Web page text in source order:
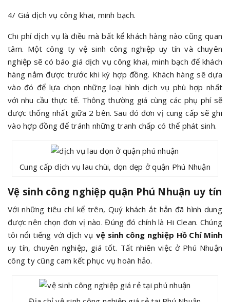
4/ Giá dịch vụ công khai, minh bạch.
Chi phí dịch vụ là điều mà bất kể khách hàng nào cũng quan
tâm. Một công ty vệ sinh công nghiệp uy tín và chuyên
nghiệp sẽ có báo giá dịch vụ công khai, minh bạch để khách
hàng nắm được trước khi ký hợp đồng. Khách hàng sẽ dựa
vào đó để lựa chọn những loại hình dịch vụ phù hợp nhất
với nhu cầu thực tế. Thông thường giá cùng các phụ phí sẽ
được thống nhất giữa 2 bên. Sau đó đơn vị cung cấp sẽ ghi
vào hợp đồng để tránh những tranh chấp có thể phát sinh.
Cung cấp dịch vụ lau chùi, dọn dẹp ở quận Phú Nhuận
Vệ sinh công nghiệp quận Phú Nhuận uy tín
Với những tiêu chí kể trên, Quý khách ắt hẳn đã hình dung
được nên chọn đơn vị nào. Đúng đó chính là Hi Clean. Chúng
tôi nổi tiếng với dịch vụ vệ sinh công nghiệp Hồ Chí Minh
uy tín, chuyên nghiệp, giá tốt. Tất nhiên việc ở Phú Nhuận
công ty cũng cam kết phục vụ hoàn hảo.